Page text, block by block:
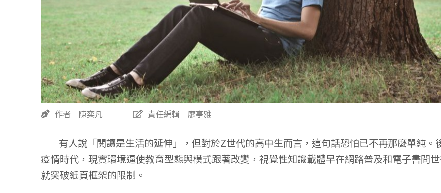
作者 陳奕凡 責任編輯 廖亭雅
有人說「閱讀是生活的延伸」，但對於Z世代的高中生而言，這句話恐怕已不再那麼單純。
疫情時代，現實環境逼使教育型態與模式跟著改變，視覺性知識載體早在網路普及和電子書問
就突破紙頁框架的限制。